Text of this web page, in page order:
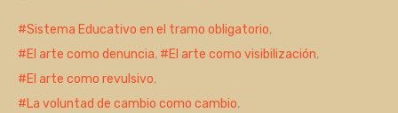
Sistema Educativo en el tramo obligatorio,
El arte como denuncia, El arte como visibilización,
El arte como revulsivo,
La voluntad de cambio como cambio,